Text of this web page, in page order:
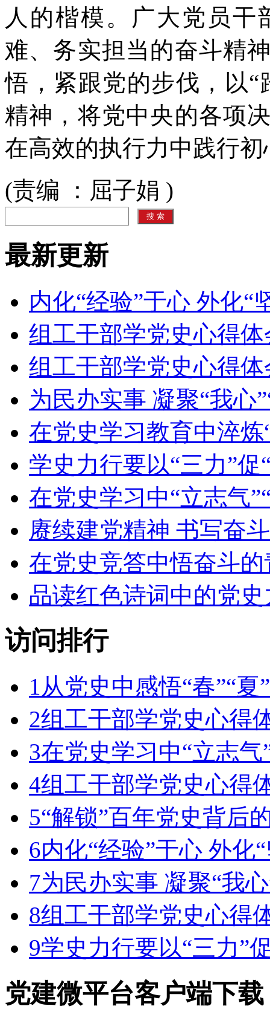
人的楷模。广大党员
难、务实担当的奋斗精
悟，紧跟党的步伐，以“
精神，将党中央的各项
在高效的执行力中践行
(责编 ：屈子娟 )
最新更新
内化“经验”于心 外化“
组工干部学党史心得
组工干部学党史心得
为民办实事 凝聚“我心
在党史学习教育中淬炼
学史力行要以“三力”促
在党史学习中“立志气
赓续建党精神 书写奋
在党史竞答中悟奋斗的
品读红色诗词中的党史
访问排行
1从党史中感悟“春”“夏
2组工干部学党史心得
3在党史学习中“立志气
4组工干部学党史心得
5“解锁”百年党史背后
6内化“经验”于心 外化
7为民办实事 凝聚“我
8组工干部学党史心得
9学史力行要以“三力”
党建微平台客户端下载